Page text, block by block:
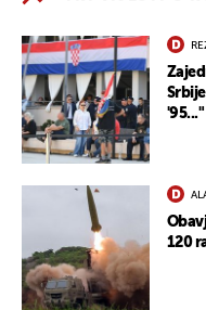
'95..."
120